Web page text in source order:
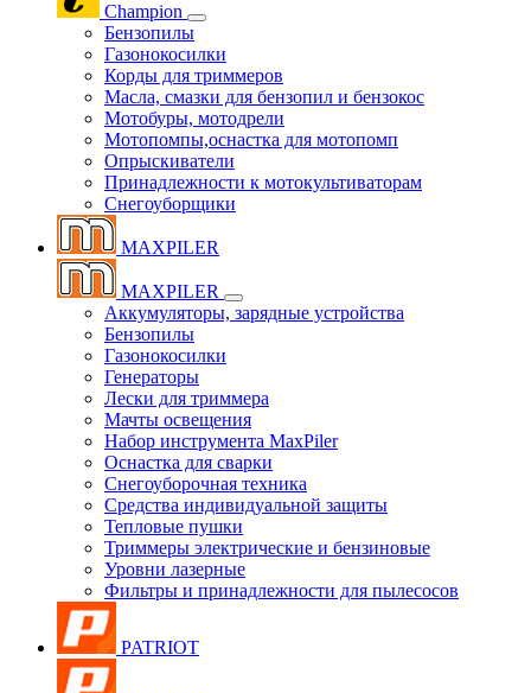
Champion
Бензопилы
Газонокосилки
Корды для триммеров
Масла, смазки для бензопил и бензокос
Мотобуры, мотодрели
Мотопомпы,оснастка для мотопомп
Опрыскиватели
Принадлежности к мотокультиваторам
Снегоуборщики
MAXPILER
MAXPILER
Аккумуляторы, зарядные устройства
Бензопилы
Газонокосилки
Генераторы
Лески для триммера
Мачты освещения
Набор инструмента MaxPiler
Оснастка для сварки
Снегоуборочная техника
Средства индивидуальной защиты
Тепловые пушки
Триммеры электрические и бензиновые
Уровни лазерные
Фильтры и принадлежности для пылесосов
PATRIOT